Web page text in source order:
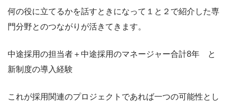
何の役に立てるかを話すときになって１と２で紹介した専
門分野とのつながりが活きてきます。
中途採用の担当者＋中途採用のマネージャー合計8年 と
新制度の導入経験
これが採用関連のプロジェクトであれば一つの可能性とし